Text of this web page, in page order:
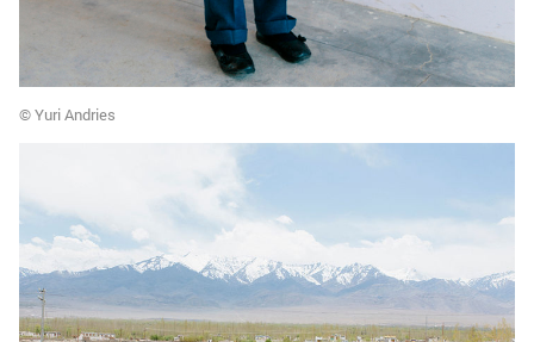
© Yuri Andries